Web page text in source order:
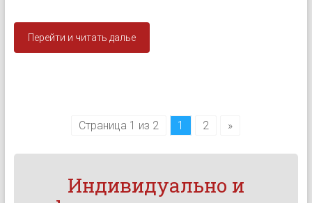
Перейти и читать далье
Страница 1 из 2 1 2 »
Индивидуально и